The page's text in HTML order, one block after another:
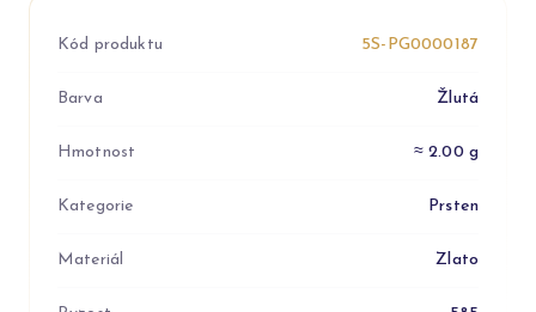
Kód produktu 5S-PG0000187
Barva Žlutá
Hmotnost ≈ 2.00 g
Kategorie Prsten
Materiál Zlato